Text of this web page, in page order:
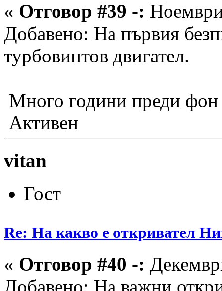
« Отговор #39 -:
Добавено: На първия
турбовинтов двигател.
Много години преди
Активен
vitan
Гост
Re: На какво е откривател
« Отговор #40 -:
Добавено: На важни